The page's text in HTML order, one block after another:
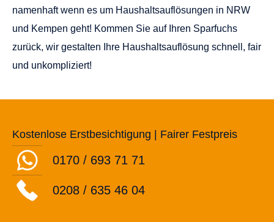
namenhaft wenn es um Haushaltsauflösungen in NRW
und Kempen geht! Kommen Sie auf Ihren Sparfuchs
zurück, wir gestalten Ihre Haushaltsauflösung schnell, fair
und unkompliziert!
Kostenlose Erstbesichtigung | Fairer Festpreis
0170 / 693 71 71
0208 / 635 46 04